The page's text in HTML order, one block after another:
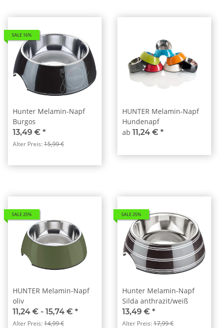
SALE 16%
Hunter Melamin-Napf
Burgos
13,49 € *
Alter Preis:15,99 €
HUNTER Melamin-Napf
Hundenapf
ab 11,24 € *
SALE 25%
HUNTER Melamin-Napf
oliv
11,24 € - 15,74 € *
Alter Preis:14,99 €
SALE 25%
Hunter Melamin-Napf
Silda anthrazit/weiß
13,49 € *
Alter Preis:17,99 €